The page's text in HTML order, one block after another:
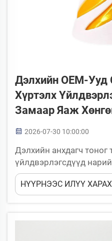
Дэлхийн OEM-Ууд
Хүртэлх
Замаар Яаж
2026-07-30 10:00:00
Дэлхийн анхдагч
үйлдвэрлэгсдүүд
деталд хүртэлх
үзүүлэх, чанарын
тогтмол хадгалах
худалдан авах
НҮҮРНЭЭС ИЛҮҮ ХАРАХ